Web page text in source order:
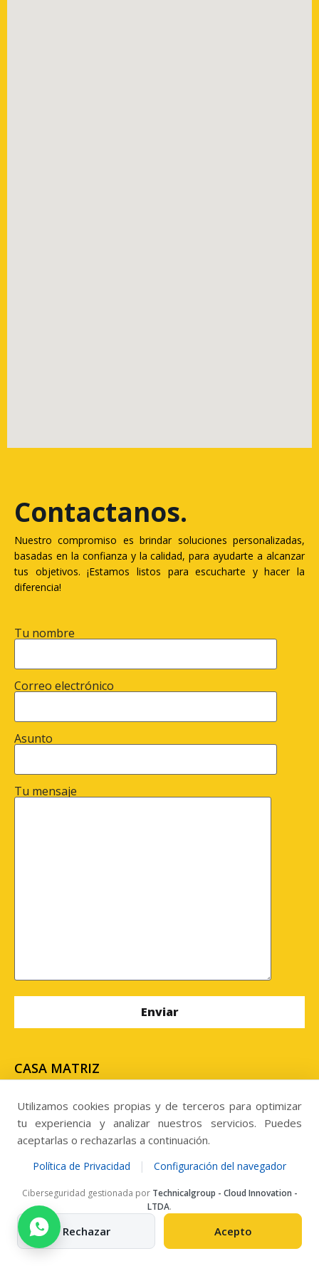
Contactanos
.
Nuestro compromiso es brindar soluciones personalizadas,
basadas en la confianza y la calidad, para ayudarte a alcanzar
tus objetivos. ¡Estamos listos para escucharte y hacer la
diferencia!
Tu nombre
Correo electrónico
Asunto
Tu mensaje
CASA MATRIZ
N° 302, Antofagasta. Chile
SUCURSAL
Panamericana Norte 3604, Kilometro 813,
Megacentro, Copiapó. Chile.
Llamanos al
Telefono: +56 957284303
Utilizamos cookies propias y de terceros para optimizar
tu experiencia y analizar nuestros servicios. Puedes
aceptarlas o rechazarlas a continuación.
Política de Privacidad | Configuración del navegador
Ciberseguridad gestionada por Technicalgroup - Cloud Innovation -
LTDA.
Rechazar Acepto